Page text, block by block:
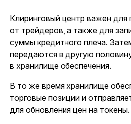
Клиринговый центр важен для
от трейдеров, а также для
суммы кредитного плеча.
передаются в другую
в хранилище обеспечения.
В то же время хранилище
торговые позиции и
для обновления цен на токены.